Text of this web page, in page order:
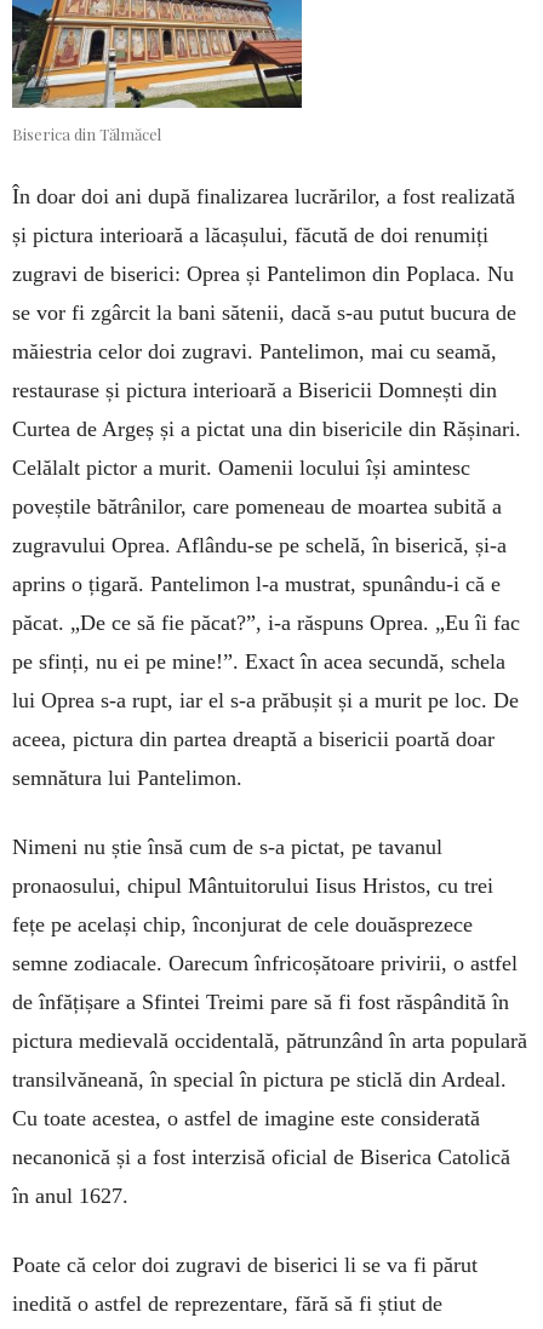
Biserica din Tălmăcel
În doar doi ani după finalizarea lucrărilor, a fost realizată
și pictura interioară a lăcașului, făcută de doi renumiți
zugravi de biserici: Oprea și Pantelimon din Poplaca. Nu
se vor fi zgârcit la bani sătenii, dacă s-au putut bucura de
măiestria celor doi zugravi. Pantelimon, mai cu seamă,
restaurase și pictura interioară a Bisericii Domnești din
Curtea de Argeș și a pictat una din bisericile din Răși­nari.
Celălalt pictor a murit. Oamenii locului își amintesc
poveștile bă­trânilor, care pomeneau de moartea subită a
zugravului Oprea. Aflându-se pe schelă, în biserică, și-a
aprins o țigară. Pantelimon l-a mustrat, spunându-i că e
păcat. „De ce să fie păcat?”, i-a răspuns Oprea. „Eu îi fac
pe sfinți, nu ei pe mine!”. Exact în acea secundă, schela
lui Oprea s-a rupt, iar el s-a prăbușit și a murit pe loc. De
aceea, pictura din partea dreaptă a bisericii poartă doar
semnătura lui Pantelimon.
Nimeni nu știe însă cum de s-a pictat, pe tavanul
pronaosului, chipul Mântuitorului Iisus Hristos, cu trei
fețe pe același chip, înconjurat de cele douăsprezece
semne zodiacale. Oarecum înfricoșătoare privirii, o astfel
de înfățișare a Sfintei Treimi pare să fi fost răspândită în
pictura medievală occidentală, pătrunzând în arta populară
transilvăneană, în special în pictura pe sticlă din Ardeal.
Cu toate acestea, o astfel de imagine este considerată
necanonică și a fost interzisă oficial de Biserica Catolică
în anul 1627.
Poate că celor doi zugravi de biserici li se va fi părut
inedită o astfel de reprezentare, fără să fi știut de